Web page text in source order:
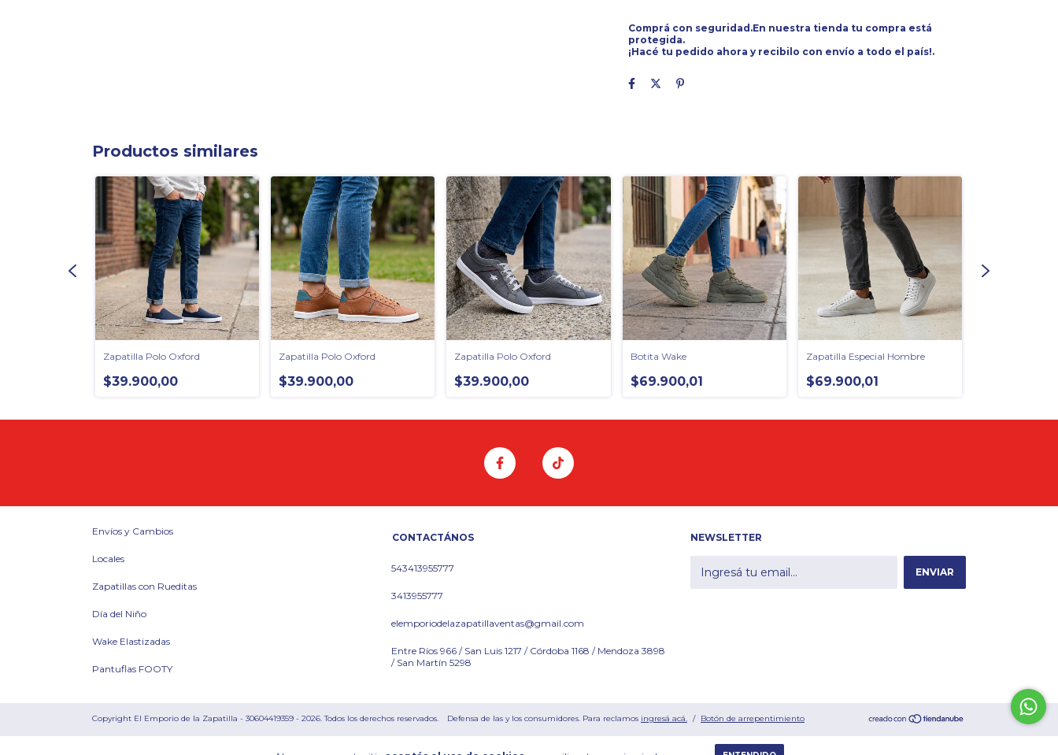
Comprá con seguridad.En nuestra tienda tu compra está
protegida.
¡Hacé tu pedido ahora y recibilo con envío a todo el país!.
Productos similares
Zapatilla Polo Oxford
$39.900,00
Zapatilla Polo Oxford
$39.900,00
Zapatilla Polo Oxford
$39.900,00
Botita Wake
$69.900,01
Zapatilla Especial Hombre
$69.900,01
Envíos y Cambios
Locales
Zapatillas con Rueditas
Día del Niño
Wake Elastizadas
Pantuflas FOOTY
CONTACTÁNOS
543413955777
3413955777
elemporiodelazapatillaventas@gmail.com
Entre Ríos 966 / San Luis 1217 / Córdoba 1168 / Mendoza 3898
/ San Martín 5298
NEWSLETTER
Copyright El Emporio de la Zapatilla - 30604419359 - 2026. Todos los derechos reservados. Defensa de las y los consumidores. Para reclamos ingresá acá. / Botón de arrepentimiento